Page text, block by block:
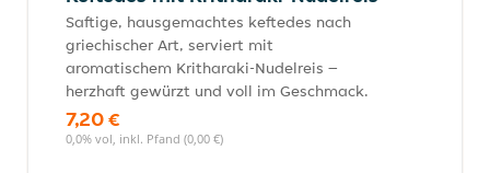
Saftige, hausgemachtes keftedes nach
griechischer Art, serviert mit
aromatischem Kritharaki-Nudelreis –
herzhaft gewürzt und voll im Geschmack.
7,20 €
0,0% vol, inkl. Pfand (0,00 €)